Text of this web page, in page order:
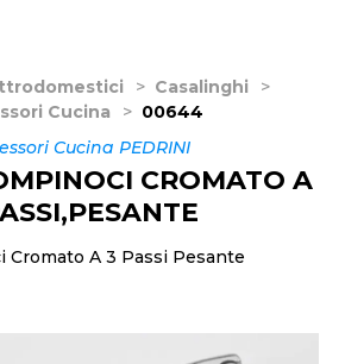
> Casalinghi
>
Cucina
> 00644
Cucina PEDRINI
CROMATO A
Cromato A 3 Passi Pesante